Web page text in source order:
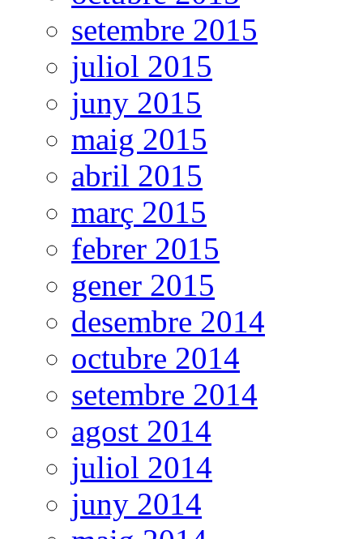
setembre 2015
juliol 2015
juny 2015
maig 2015
abril 2015
març 2015
febrer 2015
gener 2015
desembre 2014
octubre 2014
setembre 2014
agost 2014
juliol 2014
juny 2014